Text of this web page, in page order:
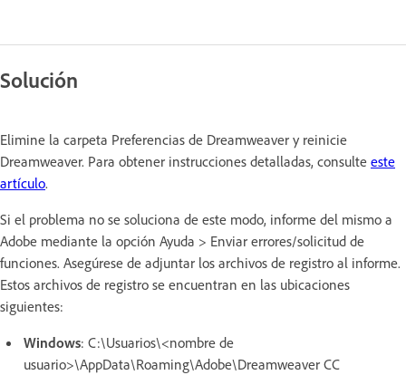
Solución
Elimine la carpeta Preferencias de Dreamweaver y reinicie
Dreamweaver. Para obtener instrucciones detalladas, consulte este
artículo.
Si el problema no se soluciona de este modo, informe del mismo a
Adobe mediante la opción Ayuda > Enviar errores/solicitud de
funciones. Asegúrese de adjuntar los archivos de registro al informe.
Estos archivos de registro se encuentran en las ubicaciones
siguientes:
Windows: C:\Usuarios\<nombre de
usuario>\AppData\Roaming\Adobe\Dreamweaver CC